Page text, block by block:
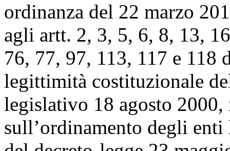
ordinanza del 22 marzo
agli artt. 2, 3, 5, 6, 8, 13,
76, 77, 97, 113, 117 e 118
legittimità costituzionale
legislativo 18 agosto
sull’ordinamento degli